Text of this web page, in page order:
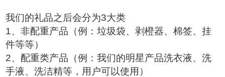
我们的礼品之后会分为3大类
1、非配重产品（例：垃圾袋、剥橙器、棉签、挂
件等等）
2、配重类产品（例：我们的明星产品洗衣液、洗
手液、洗洁精等，用户可以使用）